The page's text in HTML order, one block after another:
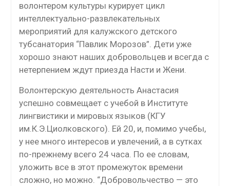
волонтером культуры курирует цикл
интеллектуально-развлекательных
мероприятий для калужского детского
тубсанатория “Павлик Морозов”. Дети уже
хорошо знают наших добровольцев и всегда с
нетерпением ждут приезда Насти и Жени.
Волонтерскую деятельность Анастасия
успешно совмещает с учебой в Институте
лингвистики и мировых языков (КГУ
им.К.Э.Циолковского). Ей 20, и, помимо учебы,
у нее много интересов и увлечений, а в сутках
по-прежнему всего 24 часа. По ее словам,
уложить все в этот промежуток времени
сложно, но можно. “Добровольчество — это